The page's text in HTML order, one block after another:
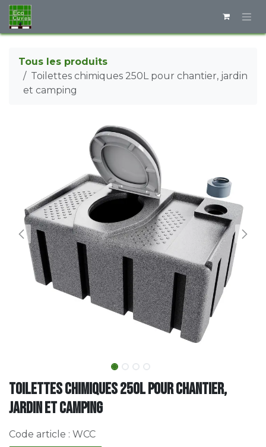
Se rendre au contenu
Tous les produits
Toilettes chimiques 250L pour chantier, jardin
et camping
Toilettes chimiques 250L pour chantier,
jardin et camping
Code article : WCC